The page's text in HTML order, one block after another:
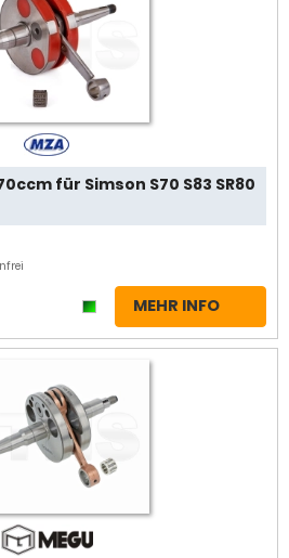
für Simson S70 S83 SR80
MEHR INFO